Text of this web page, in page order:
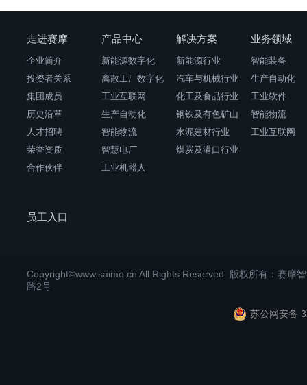
走进赛摩
企业简介
投资者关系
集团成员
历史沿革
人才招聘
荣誉资质
合作伙伴
产品中心
新能源数字化
离散工厂数字化
工业互联网
生产自动化
智能物流
智慧电厂
工业机器人
解决方案
新能源行业
汽车与机械行业
化工及食品行业
钢铁及有色矿山
水泥建材行业
煤炭及港口行业
业务领域
智能装备
生产自动化
工业软件
智能物流
工业互联网
员工入口
Copyright©www.saimo.cn All Rights Reserved 版权所有：赛摩
路2号
苏公网安备